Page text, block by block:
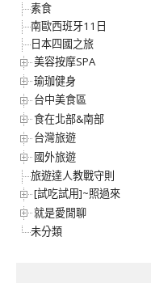
素食
南歐西班牙11日
日本四國之旅
美容按摩SPA
瑜珈健身
台中美食區
食在北部&南部
台灣旅遊
國外旅遊
旅遊達人教戰守則
[試吃試用]~照過來
就是愛閒聊
未分類